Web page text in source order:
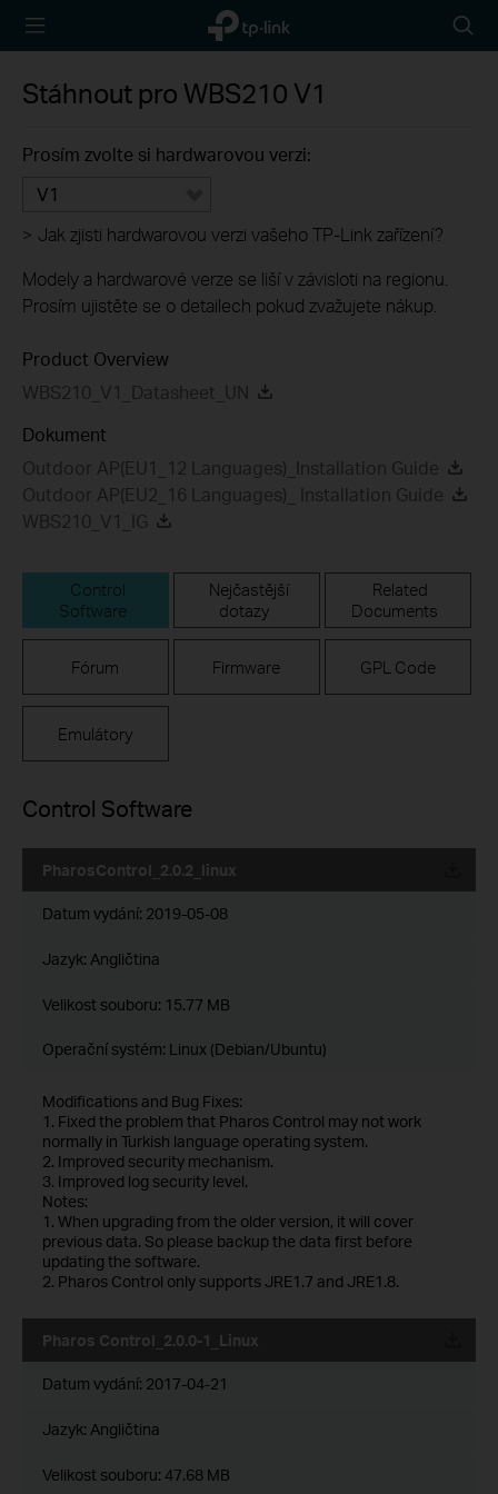
TP-Link,
Reliably
icon
Stáhnout proWBS210 V1
Prosím zvolte si hardwarovou verzi:
V1
> Jak zjisti hardwarovou verzi vašeho TP-Link zařízení?
Modely a hardwarové verze se liší v závisloti na regionu.
Prosím ujistěte se o detailech pokud zvažujete nákup.
Product Overview
WBS210_V1_Datasheet_UN
Dokument
Outdoor AP(EU1_12 Languages)_Installation Guide
Outdoor AP(EU2_16 Languages)_ Installation Guide
WBS210_V1_IG
Control
Software
Nejčastější
dotazy
Related
Documents
Fórum Firmware GPL Code
Emulátory
Control Software
PharosControl_2.0.2_linux
Datum vydání: 2019-05-08
Jazyk: Angličtina
Velikost souboru: 15.77 MB
Operační systém: Linux (Debian/Ubuntu)
Modifications and Bug Fixes:
1. Fixed the problem that Pharos Control may not work
normally in Turkish language operating system.
2. Improved security mechanism.
3. Improved log security level.
Notes:
1. When upgrading from the older version, it will cover
previous data. So please backup the data first before
updating the software.
2. Pharos Control only supports JRE1.7 and JRE1.8.
Pharos Control_2.0.0-1_Linux
Datum vydání: 2017-04-21
Jazyk: Angličtina
Velikost souboru: 47.68 MB